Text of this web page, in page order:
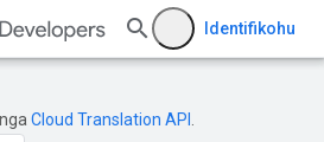
Identifikohu
Cloud Translation API